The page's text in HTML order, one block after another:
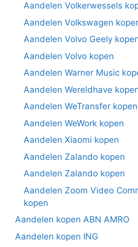
Aandelen Volkerwessels
Aandelen Volkswagen
Aandelen Volvo Geely
Aandelen Volvo kopen
Aandelen Warner Music
Aandelen Wereldhave
Aandelen WeTransfer kopen
Aandelen WeWork kopen
Aandelen Xiaomi kopen
Aandelen Zalando kopen
Aandelen Zalando kopen
Aandelen Zoom Video
kopen
Aandelen kopen ABN AMRO
Aandelen kopen ING